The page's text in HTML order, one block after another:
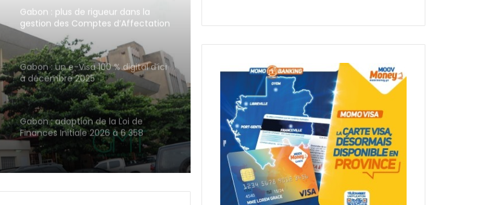
Gabon : un e-Visa 100 % digital d’ici
à décembre 2025
Gabon : adoption de la Loi de
Finances Initiale 2026 à 6 358
milliards de FCFA
France : Sonia Rolland bientôt
poursuivie pour un cadeau de 525
millions offert par Omar Bongo ?
Libreville : vers la digitalisation des